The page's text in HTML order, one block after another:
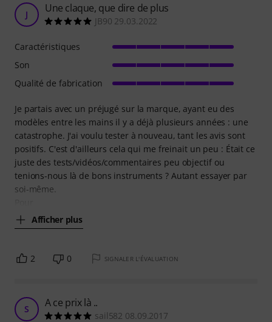
J Une claque, que dire de plus
JB90 29.03.2022
Je partais avec un préjugé sur la marque, ayant eu des
modèles entre les mains il y a déjà plusieurs années : une
catastrophe. J'ai voulu tester à nouveau, tant les avis sont
positifs. C'est d'ailleurs cela qui me freinait un peu : Était ce
juste des tests/vidéos/commentaires peu objectif ou
tenions-nous là de bons instruments ? Autant essayer par
soi-même.
Afficher plus
Caractéristiques
Son
Qualité de fabrication
2 0 SIGNALER L'ÉVALUATION
S A ce prix là ..
sail582 08.09.2017